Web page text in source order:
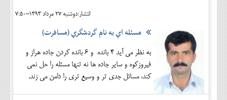
انتشار:دوشنبه 27 مرداد 1393-7:50
مسئله اي به نام گردشگري (مسافرت)
به نظر مي آيد 4 بانده و 6 بانده كردن جاده هراز و
فيروزكوه و ساير جاده ها نه تنها مسئله را حل نمي
كند، مسائل جدي تر و وسيع تري را دامن مي زند.